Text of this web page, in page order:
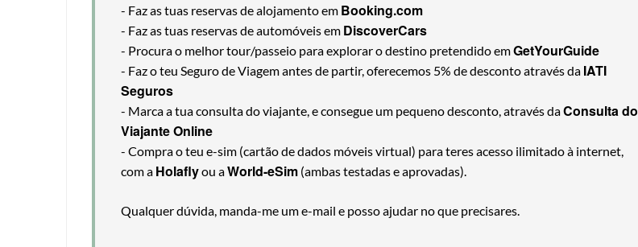
- Faz as tuas reservas de alojamento em Booking.com
- Faz as tuas reservas de automóveis em DiscoverCars
- Procura o melhor tour/passeio para explorar o destino pretendido emGetYourGuide
- Faz o teu Seguro de Viagem antes de partir, oferecemos 5% de desconto através da IATI
Seguros
- Marca a tua consulta do viajante, e consegue um pequeno desconto, através daConsulta do
Viajante Online
- Compra o teu e-sim (cartão de dados móveis virtual) para teres acesso ilimitado à internet,
com a Holaflyou aWorld-eSim (ambas testadas e aprovadas).
Qualquer dúvida, manda-me um e-mail e posso ajudar no que precisares.